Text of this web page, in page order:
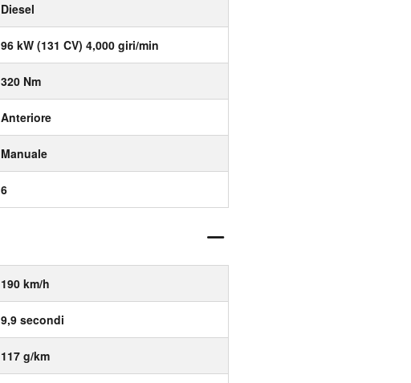
Diesel
96 kW (131 CV) 4,000 giri/min
320 Nm
Anteriore
Manuale
6
190 km/h
9,9 secondi
117 g/km